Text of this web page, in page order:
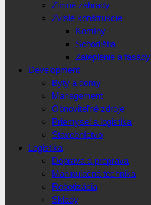
Zimné záhrady
Zvislé konštrukcie
Komíny
Schodištia
Zateplenie a fasády
Development
Byty a domy
Management
Obnoviteľné zdroje
Priemysel a logistika
Stavebníctvo
Logistika
Doprava a preprava
Manipulačná technika
Robotizácia
Sklady